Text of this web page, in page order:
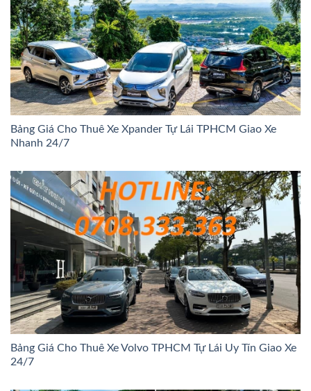
Bảng Giá Cho Thuê Xe Xpander Tự Lái TPHCM Giao Xe
Nhanh 24/7
Bảng Giá Cho Thuê Xe Volvo TPHCM Tự Lái Uy Tín Giao Xe
24/7